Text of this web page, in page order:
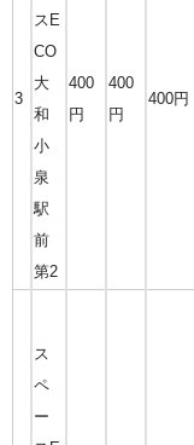
3
スE
CO
大
和
小
泉
駅
前
第2
400
円
400
円
400円
ス
ペ
ー